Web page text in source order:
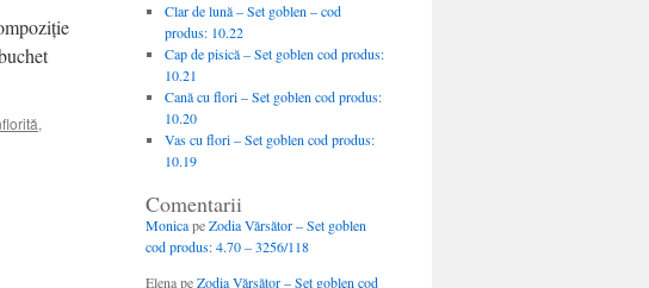
,
Clar de lună – Set goblen – cod
produs: 10.22
Cap de pisică – Set goblen cod produs:
10.21
Cană cu flori – Set goblen cod produs:
10.20
Vas cu flori – Set goblen cod produs:
10.19
Comentarii
MonicapeZodia Vărsător – Set goblen
cod produs: 4.70 – 3256/118
ElenapeZodia Vărsător – Set goblen cod